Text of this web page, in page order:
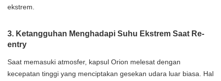
ekstrem.
3. Ketangguhan Menghadapi Suhu Ekstrem Saat Re-
entry
Saat memasuki atmosfer, kapsul Orion melesat dengan
kecepatan tinggi yang menciptakan gesekan udara luar biasa. Hal